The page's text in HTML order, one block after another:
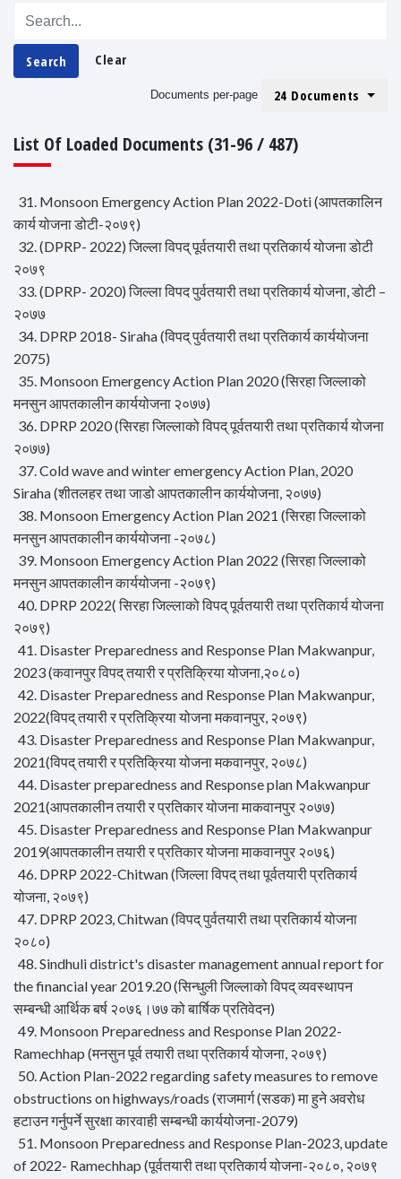
Search Clear
Documents per-page 24 Documents
List Of Loaded Documents (31-96 / 487)
31. Monsoon Emergency Action Plan 2022-Doti (आपतकालिन
कार्य योजना डोटी-२०७९)
32. (DPRP- 2022) जिल्ला विपद् पूर्वतयारी तथा प्रतिकार्य योजना डोटी
२०७९
33. (DPRP- 2020) जिल्ला विपद पुर्वतयारी तथा प्रतिकार्य योजना, डोटी –
२०७७
34. DPRP 2018- Siraha (विपद् पुर्वतयारी तथा प्रतिकार्य कार्ययाेजना
2075)
35. Monsoon Emergency Action Plan 2020 (सिरहा जिल्लाको
मनसुन आपतकालीन कार्ययोजना २०७७)
36. DPRP 2020 (सिरहा जिल्लाको विपद् पूर्वतयारी तथा प्रतिकार्य योजना
२०७७)
37. Cold wave and winter emergency Action Plan, 2020
Siraha (शीतलहर तथा जाडो आपतकालीन कार्ययोजना, २०७७)
38. Monsoon Emergency Action Plan 2021 (सिरहा जिल्लाको
मनसुन आपतकालीन कार्ययोजना -२०७८)
39. Monsoon Emergency Action Plan 2022 (सिरहा जिल्लाको
मनसुन आपतकालीन कार्ययोजना -२०७९)
40. DPRP 2022( सिरहा जिल्लाको विपद् पूर्वतयारी तथा प्रतिकार्य योजना
२०७९)
41. Disaster Preparedness and Response Plan Makwanpur,
2023 (कवानपुर विपद् तयारी र प्रतिक्रिया योजना,२०८०)
42. Disaster Preparedness and Response Plan Makwanpur,
2022(विपद् तयारी र प्रतिक्रिया योजना मकवानपुर, २०७९)
43. Disaster Preparedness and Response Plan Makwanpur,
2021(विपद् तयारी र प्रतिक्रिया योजना मकवानपुर, २०७८)
44. Disaster preparedness and Response plan Makwanpur
2021(आपतकालीन तयारी र प्रतिकार योजना माकवानपुर २०७७)
45. Disaster Preparedness and Response Plan Makwanpur
2019(आपतकालीन तयारी र प्रतिकार योजना माकवानपुर २०७६)
46. DPRP 2022-Chitwan (जिल्ला विपद् तथा पूर्वतयारी प्रतिकार्य
योजना, २०७९)
47. DPRP 2023, Chitwan (विपद् पुर्वतयारी तथा प्रतिकार्य योजना
२०८०)
48. Sindhuli district's disaster management annual report for
the financial year 2019.20 (सिन्धुली जिल्लाको विपद् व्यवस्थापन
सम्बन्धी आर्थिक बर्ष २०७६।७७ को बार्षिक प्रतिवेदन)
49. Monsoon Preparedness and Response Plan 2022-
Ramechhap (मनसुन पूर्व तयारी तथा प्रतिकार्य योजना, २०७९)
50. Action Plan-2022 regarding safety measures to remove
obstructions on highways/roads (राजमार्ग (सडक) मा हुने अवरोध
हटाउन गर्नुपर्ने सुरक्षा कारवाही सम्बन्धी कार्ययोजना-2079)
51. Monsoon Preparedness and Response Plan-2023, update
of 2022- Ramechhap (पूर्वतयारी तथा प्रतिकार्य योजना-२०८०, २०७९